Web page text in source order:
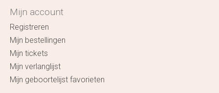
Mijn account
Registreren
Mijn bestellingen
Mijn tickets
Mijn verlanglijst
Mijn geboortelijst favorieten